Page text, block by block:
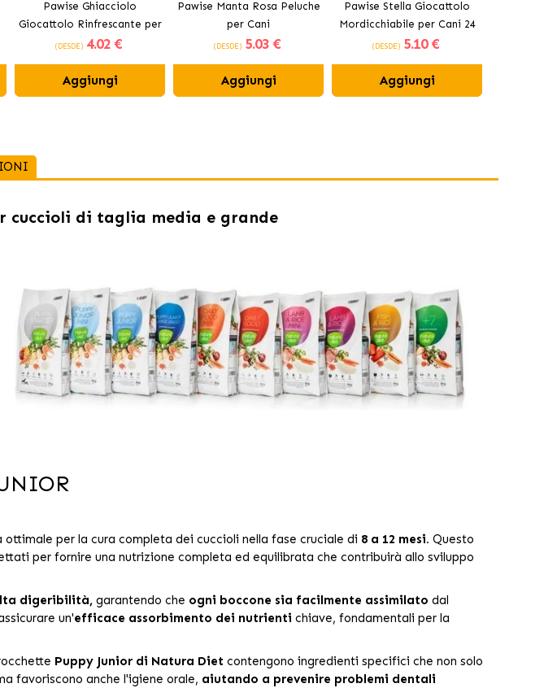
Pawise Ghiacciolo
Giocattolo Rinfrescante per
Cani
(DESDE) 4.02 €
Aggiungi
Pawise Manta Rosa Peluche
per Cani
(DESDE) 5.03 €
Aggiungi
Pawise Stella Giocattolo
Mordicchiabile per Cani 24
cm
(DESDE) 5.10 €
Aggiungi
cuccioli di taglia media e grande
ottimale per la cura completa dei cuccioli nella fase cruciale di 8 a 12 mesi. Questo
per fornire una nutrizione completa ed equilibrata che contribuirà allo sviluppo
digeribilità, garantendo che ogni boccone sia facilmente assimilato dal
un'efficace assorbimento dei nutrienti chiave, fondamentali per la
Puppy Junior di Natura Diet contengono ingredienti specifici che non solo
favoriscono anche l'igiene orale, aiutando a prevenire problemi dentali